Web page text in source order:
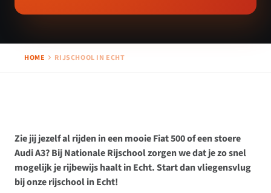
HOME RIJSCHOOL IN ECHT
Zie jij jezelf al rijden in een mooie Fiat 500 of een stoere
Audi A3? Bij Nationale Rijschool zorgen we dat je zo snel
mogelijk je rijbewijs haalt in Echt. Start dan vliegensvlug
bij onze rijschool in Echt!